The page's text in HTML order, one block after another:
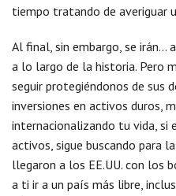
tiempo tratando de averiguar
Al final, sin embargo, se irán…
a lo largo de la historia. Pero
seguir protegiéndonos de sus
inversiones en activos duros,
internacionalizando tu vida, si
activos, sigue buscando para
llegaron a los EE.UU. con los
a ti ir a un país más libre,